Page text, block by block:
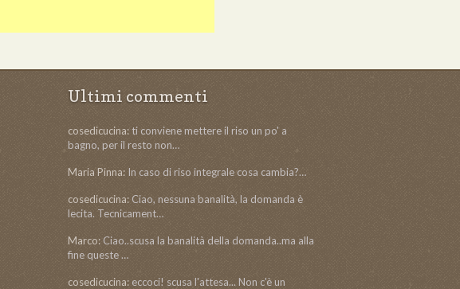
Ultimi commenti
cosedicucina: ti conviene mettere il riso un po' a
bagno, per il resto non…
Maria Pinna: In caso di riso integrale cosa cambia?…
cosedicucina: Ciao, nessuna banalità, la domanda è
lecita. Tecnicament…
Marco: Ciao..scusa la banalità della domanda..ma alla
fine queste …
cosedicucina: eccoci! scusa l'attesa... Non c'è un